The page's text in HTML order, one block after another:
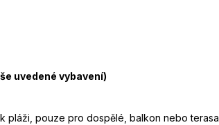
uvedené vybavení)
pláži, pouze pro dospělé, balkon nebo terasa